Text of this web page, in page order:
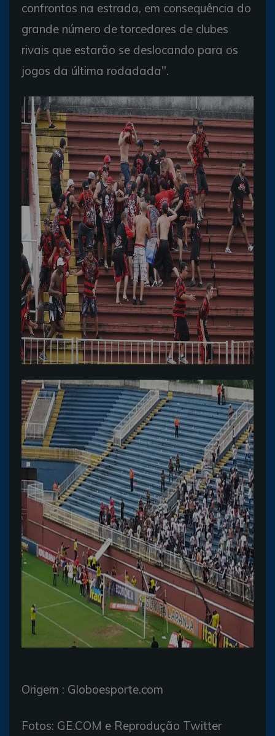
confrontos na estrada, em consequência do
grande número de torcedores de clubes
rivais que estarão se deslocando para os
jogos da última rodadada".
Origem : Globoesporte.com
Fotos: GE.COM e Reprodução Twitter